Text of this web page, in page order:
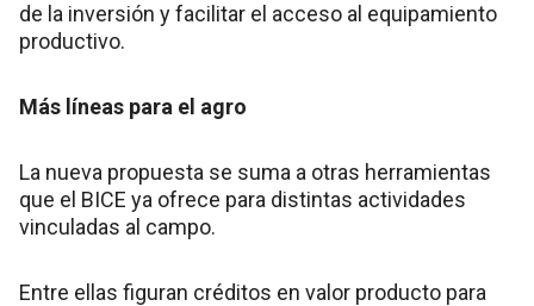
de la inversión y facilitar el acceso al equipamiento
productivo.
Más líneas para el agro
La nueva propuesta se suma a otras herramientas
que el BICE ya ofrece para distintas actividades
vinculadas al campo.
Entre ellas figuran créditos en valor producto para